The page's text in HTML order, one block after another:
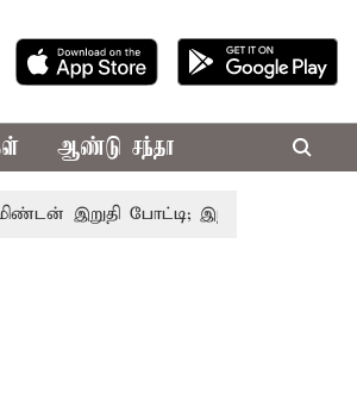
ஆண்டு சந்தா
இறுதி போட்டி; இந்திய வீராங்கனை